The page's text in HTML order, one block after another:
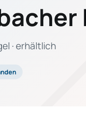
· erhältlich